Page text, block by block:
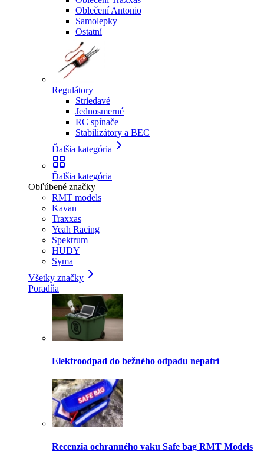
Oblečení Antonio
Samolepky
Ostatní
Regulátory
Striedavé
Jednosmerné
RC spínače
Stabilizátory a BEC
Ďalšia kategória
Ďalšia kategória
Obľúbené značky
RMT models
Kavan
Traxxas
Yeah Racing
Spektrum
HUDY
Syma
Všetky značky
Poradňa
Elektroodpad do bežného odpadu nepatrí
Recenzia ochranného vaku Safe bag RMT Models